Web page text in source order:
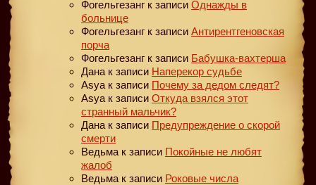
Фогельгезанг к записи Однажды в
больнице
Фогельгезанг к записи Антирентгеновская
порча
Фогельгезанг к записи Бабушка-вахтерша
Дана к записи Наперекор судьбе
Asya к записи Почему за дедом следят?
Asya к записи Откуда взялся этот
странный мальчик?
Дана к записи Предупреждение о скорой
смерти
Ведьма к записи Покойные не любят
жалоб
Ведьма к записи Роковые числа